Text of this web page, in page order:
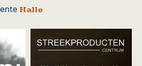
Halle